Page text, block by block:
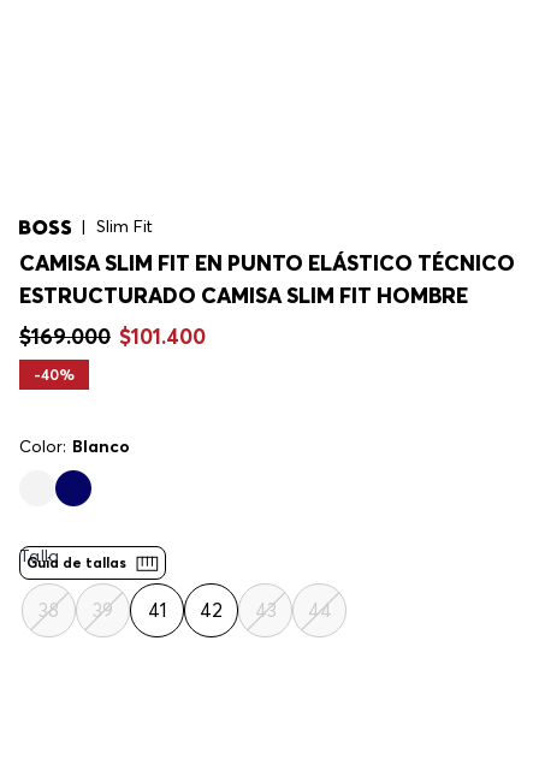
Slim Fit
CAMISA SLIM FIT EN PUNTO ELÁSTICO TÉCNICO
ESTRUCTURADO CAMISA SLIM FIT HOMBRE
$169.000 $101.400
-40%
Color: Blanco
Guía de tallas
Talla
38 39 41 42 43 44